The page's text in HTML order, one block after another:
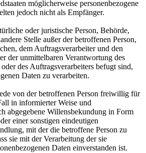
möglicherweise personenbezogene
jedoch nicht als Empfänger.
oder juristische Person, Behörde,
Stelle außer der betroffenen Person,
dem Auftragsverarbeiter und den
der unmittelbaren Verantwortung des
des Auftragsverarbeiters befugt sind,
Daten zu verarbeiten.
von der betroffenen Person freiwillig für
in informierter Weise und
abgegebene Willensbekundung in Form
einer sonstigen eindeutigen
mit der die betroffene Person zu
sie mit der Verarbeitung der sie
Daten einverstanden ist.